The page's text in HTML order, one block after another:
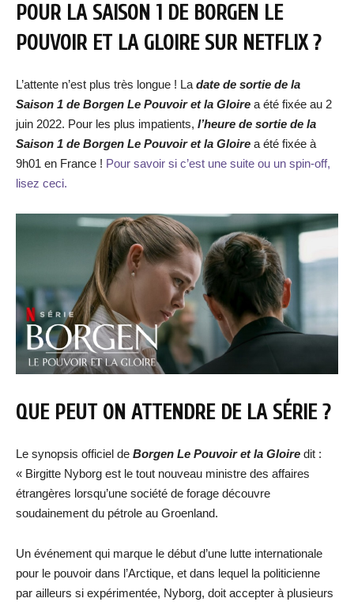
POUR LA SAISON 1 DE BORGEN LE
POUVOIR ET LA GLOIRESUR NETFLIX ?
L’attente n’est plus très longue ! La date de sortie de la
Saison 1 de Borgen Le Pouvoir et la Gloire a été fixée au 2
juin 2022. Pour les plus impatients, l’heure de sortie de la
Saison 1 de Borgen Le Pouvoir et la Gloire a été fixée à
9h01 en France ! Pour savoir si c’est une suite ou un spin-off,
lisez ceci.
QUE PEUT ON ATTENDRE DE LA SÉRIE ?
Le synopsis officiel de Borgen Le Pouvoir et la Gloire dit :
« Birgitte Nyborg est le tout nouveau ministre des affaires
étrangères lorsqu’une société de forage découvre
soudainement du pétrole au Groenland.
Un événement qui marque le début d’une lutte internationale
pour le pouvoir dans l’Arctique, et dans lequel la politicienne
par ailleurs si expérimentée, Nyborg, doit accepter à plusieurs